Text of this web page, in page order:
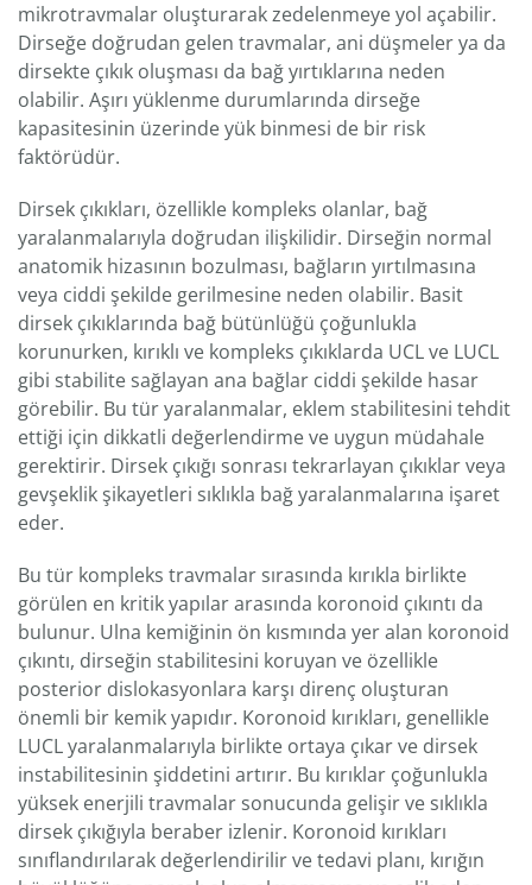
mikrotravmalar oluşturarak zedelenmeye yol açabilir.
Dirseğe doğrudan gelen travmalar, ani düşmeler ya da
dirsekte çıkık oluşması da bağ yırtıklarına neden
olabilir. Aşırı yüklenme durumlarında dirseğe
kapasitesinin üzerinde yük binmesi de bir risk
faktörüdür.
Dirsek çıkıkları, özellikle kompleks olanlar, bağ
yaralanmalarıyla doğrudan ilişkilidir. Dirseğin normal
anatomik hizasının bozulması, bağların yırtılmasına
veya ciddi şekilde gerilmesine neden olabilir. Basit
dirsek çıkıklarında bağ bütünlüğü çoğunlukla
korunurken, kırıklı ve kompleks çıkıklarda UCL ve LUCL
gibi stabilite sağlayan ana bağlar ciddi şekilde hasar
görebilir. Bu tür yaralanmalar, eklem stabilitesini tehdit
ettiği için dikkatli değerlendirme ve uygun müdahale
gerektirir. Dirsek çıkığı sonrası tekrarlayan çıkıklar veya
gevşeklik şikayetleri sıklıkla bağ yaralanmalarına işaret
eder.
Bu tür kompleks travmalar sırasında kırıkla birlikte
görülen en kritik yapılar arasında koronoid çıkıntı da
bulunur. Ulna kemiğinin ön kısmında yer alan koronoid
çıkıntı, dirseğin stabilitesini koruyan ve özellikle
posterior dislokasyonlara karşı direnç oluşturan
önemli bir kemik yapıdır. Koronoid kırıkları, genellikle
LUCL yaralanmalarıyla birlikte ortaya çıkar ve dirsek
instabilitesinin şiddetini artırır. Bu kırıklar çoğunlukla
yüksek enerjili travmalar sonucunda gelişir ve sıklıkla
dirsek çıkığıyla beraber izlenir. Koronoid kırıkları
sınıflandırılarak değerlendirilir ve tedavi planı, kırığın